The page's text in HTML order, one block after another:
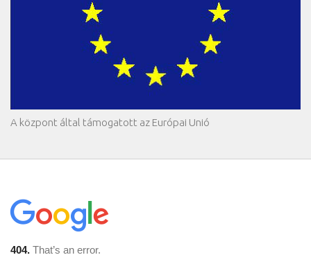
A központ által támogatott az Európai Unió